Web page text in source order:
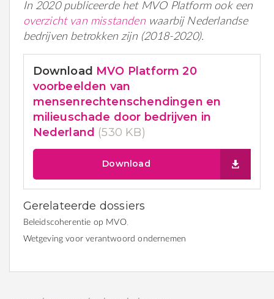
In 2020 publiceerde het MVO Platform ook een
overzicht van misstandenwaarbij Nederlandse
bedrijven betrokken zijn (2018-2020).
Download MVO Platform 20
voorbeelden van
mensenrechtenschendingen en
milieuschade door bedrijven in
Nederland (530 KB)
Download
Gerelateerde dossiers
Beleidscoherentie op MVO
Wetgeving voor verantwoord ondernemen